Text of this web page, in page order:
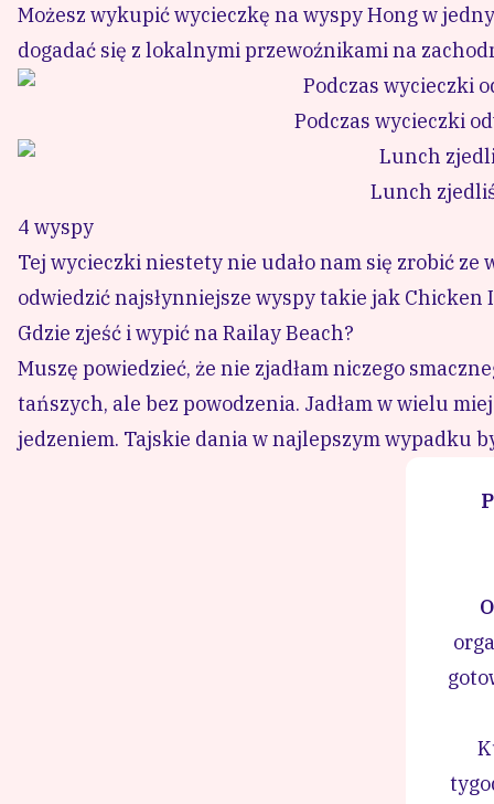
Możesz wykupić wycieczkę na wyspy Hong w
dogadać się z lokalnymi przewoźnikami na
Podczas wycieczki
Lunch
4 wyspy
Tej wycieczki niestety nie udało nam się zrobić
odwiedzić najsłynniejsze wyspy takie jak Chicken
Gdzie zjeść i wypić na Railay Beach?
Muszę powiedzieć, że nie zjadłam niczego
tańszych, ale bez powodzenia. Jadłam w wielu
jedzeniem. Tajskie dania w najlepszym wypadku